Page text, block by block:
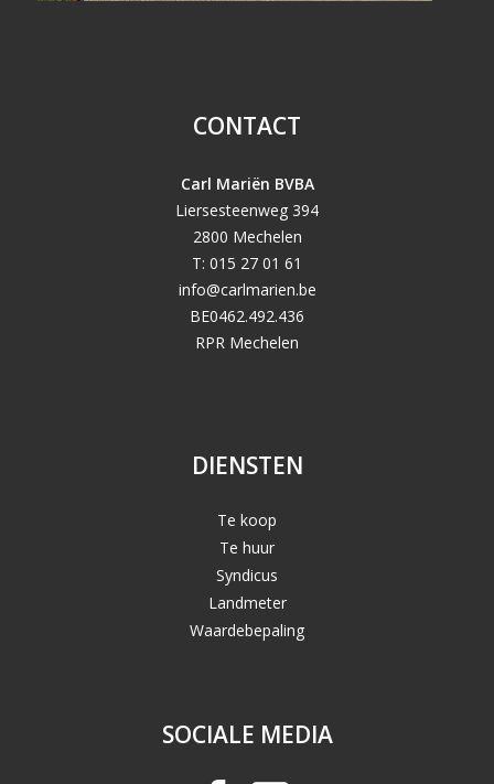
CONTACT
Carl Mariën BVBA
Liersesteenweg 394
2800 Mechelen
T: 015 27 01 61
info@carlmarien.be
BE0462.492.436
RPR Mechelen
DIENSTEN
Te koop
Te huur
Syndicus
Landmeter
Waardebepaling
SOCIALE MEDIA